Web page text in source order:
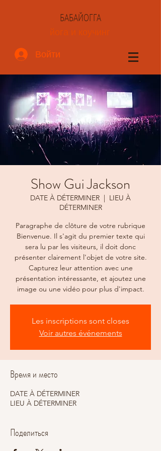
БАБАЙОГГА
йога и коучинг
Войти
Show Gui Jackson
DATE À DÉTERMINER
  |
LIEU À
DÉTERMINER
Paragraphe de clôture de votre rubrique
Bienvenue. Il s'agit du premier texte qui
sera lu par les visiteurs, il doit donc
présenter clairement l'objet de votre site.
Capturez leur attention avec une
présentation intéressante, et ajoutez une
image ou une vidéo pour plus d'impact.
Les inscriptions sont closes
Voir autres événements
Время и место
DATE À DÉTERMINER
LIEU À DÉTERMINER
Поделиться